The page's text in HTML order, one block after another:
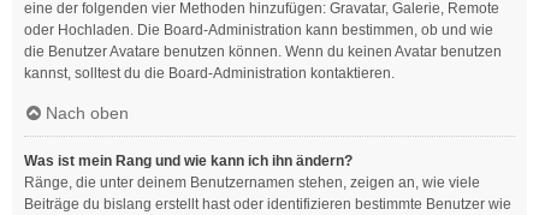
eine der folgenden vier Methoden hinzufügen: Gravatar, Galerie, Remote
oder Hochladen. Die Board-Administration kann bestimmen, ob und wie
die Benutzer Avatare benutzen können. Wenn du keinen Avatar benutzen
kannst, solltest du die Board-Administration kontaktieren.
Nach oben
Was ist mein Rang und wie kann ich ihn ändern?
Ränge, die unter deinem Benutzernamen stehen, zeigen an, wie viele
Beiträge du bislang erstellt hast oder identifizieren bestimmte Benutzer wie